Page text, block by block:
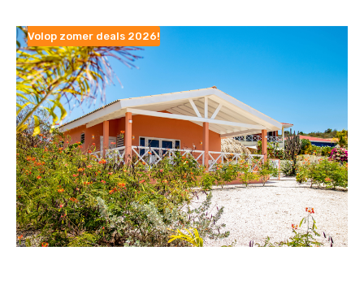
Volop zomer deals 2026!